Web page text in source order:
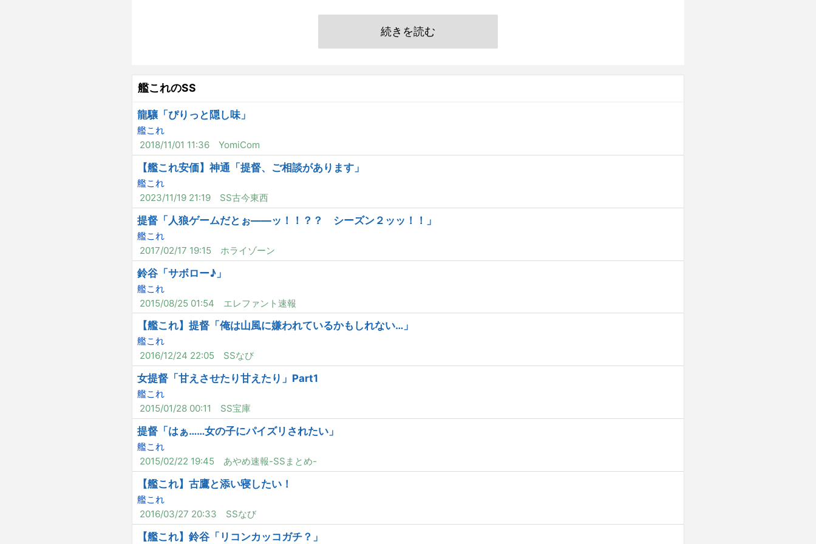
続きを読む
艦これのSS
龍驤「ぴりっと隠し味」
艦これ
2018/11/01 11:36
YomiCom
【艦これ安価】神通「提督、ご相談があります」
艦これ
2023/11/19 21:19
SS古今東西
提督「人狼ゲームだとぉ――ッ！！？？ シーズン２ッッ！！」
艦これ
2017/02/17 19:15
ホライゾーン
鈴谷「サボロー♪」
艦これ
2015/08/25 01:54
エレファント速報
【艦これ】提督「俺は山風に嫌われているかもしれない…」
艦これ
2016/12/24 22:05
SSなび
女提督「甘えさせたり甘えたり」Part1
艦これ
2015/01/28 00:11
SS宝庫
提督「はぁ……女の子にパイズリされたい」
艦これ
2015/02/22 19:45
あやめ速報-SSまとめ-
【艦これ】古鷹と添い寝したい！
艦これ
2016/03/27 20:33
SSなび
【艦これ】鈴谷「リコンカッコガチ？」